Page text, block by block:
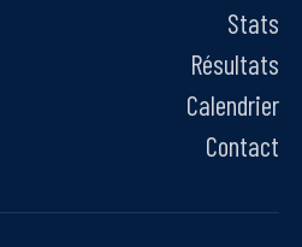
Stats
Résultats
Calendrier
Contact